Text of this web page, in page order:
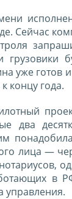
Сейчас
уже
концу года.
два
лица —
в
управления.